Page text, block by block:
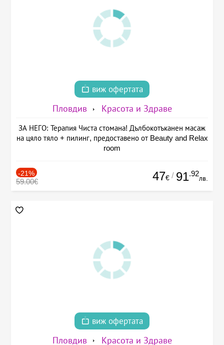
виж офертата
Пловдив Красота и Здраве
ЗА НЕГО: Терапия Чиста стомана! Дълбокотъканен масаж
на цяло тяло + пилинг, предоставено от Beauty and Relax
room
-21%
59.00€ 47€ / 91.92
лв.
виж офертата
Пловдив Красота и Здраве